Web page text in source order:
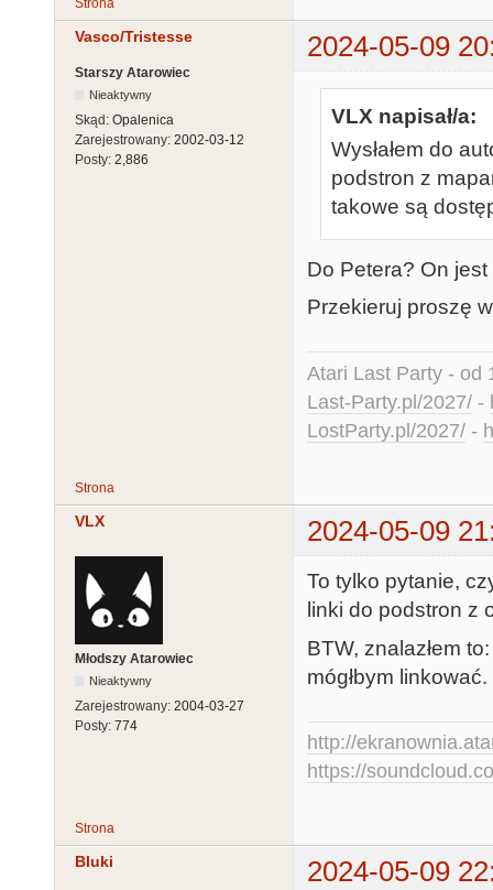
Vasco/Tristesse 2024-05-09
Starszy Atarowiec
Nieaktywny
Skąd: Opalenica
Zarejestrowany: 2002-03-12
Posty: 2,886
VLX napisał/a:
Wysłałem do
podstron z
takowe są
Do Petera? On
Przekieruj proszę
Atari Last Party - od
Last-Party.pl/2027/ -
LostParty.pl/2027/ -
Strona
VLX 2024-05-09
Młodszy Atarowiec
Nieaktywny
Zarejestrowany: 2004-03-27
Posty: 774
To tylko pytanie,
linki do podstron z
BTW, znalazłem
mógłbym linkować.
http://
https://
Strona
Bluki 2024-05-09